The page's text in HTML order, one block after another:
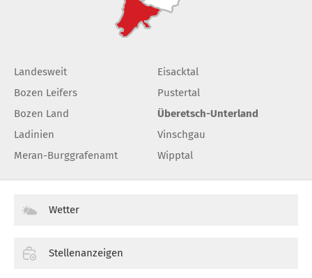
Landesweit
Bozen Leifers
Bozen Land
Ladinien
Meran-Burggrafenamt
Eisacktal
Pustertal
Überetsch-Unterland
Vinschgau
Wipptal
Wetter
Stellenanzeigen